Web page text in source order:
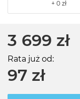
3 699 zł
Rata już od:
97 zł